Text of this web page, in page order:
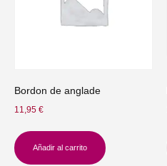
Bordon de anglade
11,95 €
Añadir al carrito